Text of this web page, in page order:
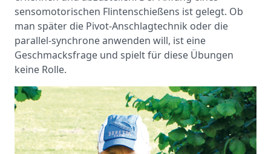
sensomotorischen Flintenschießens ist gelegt. Ob
man später die Pivot-Anschlagtechnik oder die
parallel-synchrone anwenden will, ist eine
Geschmacksfrage und spielt für diese Übungen
keine Rolle.